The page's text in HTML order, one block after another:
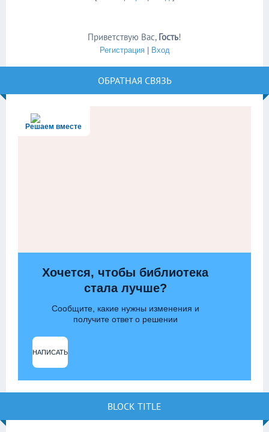
Приветствую Вас, Гость!
Регистрация| Вход
ОБРАТНАЯ СВЯЗЬ
Решаем вместе
Хочется, чтобы библиотека
стала лучше?
Сообщите, какие нужны изменения и
получите ответ о решении
НАПИСАТЬ
BLOCK TITLE